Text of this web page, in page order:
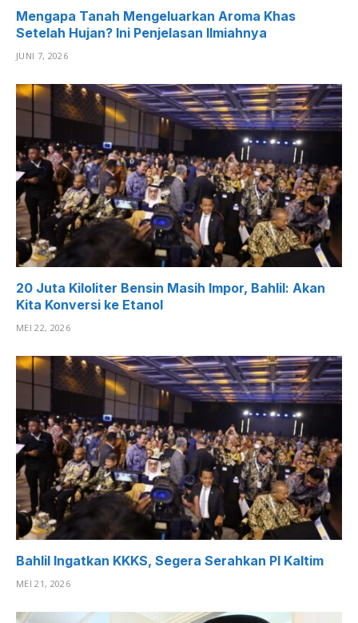
Mengapa Tanah Mengeluarkan Aroma Khas
Setelah Hujan? Ini Penjelasan Ilmiahnya
JUNI 7, 2026
20 Juta Kiloliter Bensin Masih Impor, Bahlil: Akan
Kita Konversi ke Etanol
MEI 22, 2026
Bahlil Ingatkan KKKS, Segera Serahkan PI Kaltim
MEI 21, 2026